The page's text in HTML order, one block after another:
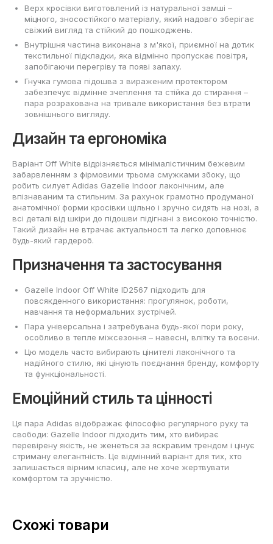
Верх кросівки виготовлений із натуральної замші –
міцного, зносостійкого матеріалу, який надовго зберігає
свіжий вигляд та стійкий до пошкоджень.
Внутрішня частина виконана з м'якої, приємної на дотик
текстильної підкладки, яка відмінно пропускає повітря,
запобігаючи перегріву та появі запаху.
Гнучка гумова підошва з вираженим протектором
забезпечує відмінне зчеплення та стійка до стирання –
пара розрахована на тривале використання без втрати
зовнішнього вигляду.
Дизайн та ергономіка
Варіант Off White відрізняється мінімалістичним бежевим
забарвленням з фірмовими трьома смужками збоку, що
робить силует Adidas Gazelle Indoor лаконічним, але
впізнаваним та стильним. За рахунок грамотно продуманої
анатомічної форми кросівки щільно і зручно сидять на нозі, а
всі деталі від шкіри до підошви підігнані з високою точністю.
Такий дизайн не втрачає актуальності та легко доповнює
будь-який гардероб.
Призначення та застосування
Gazelle Indoor Off White ID2567 підходить для
повсякденного використання: прогулянок, роботи,
навчання та неформальних зустрічей.
Пара універсальна і затребувана будь-якої пори року,
особливо в тепле міжсезоння – навесні, влітку та восени.
Цю модель часто вибирають цінителі лаконічного та
надійного стилю, які цінують поєднання бренду, комфорту
та функціональності.
Емоційний стиль та цінності
Ця пара Adidas відображає філософію регулярного руху та
свободи: Gazelle Indoor підходить тим, хто вибирає
перевірену якість, не женеться за яскравим трендом і цінує
стриману елегантність. Це відмінний варіант для тих, хто
залишається вірним класиці, але не хоче жертвувати
комфортом та зручністю.
Схожі товари